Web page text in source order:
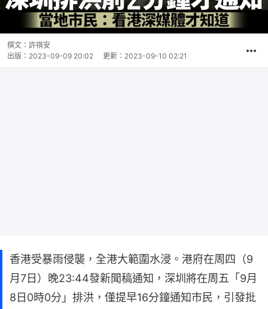
撰文： 許祺安
出版： 2023-09-09 20:02 更新： 2023-09-10 02:21
香港受暴雨侵襲，全港大範圍水浸。港府在周四（9
月7日）晚23:44發新聞稿通知，深圳將在周五「9月
8日0時0分」排洪，僅提早16分鐘通知市民，引發批